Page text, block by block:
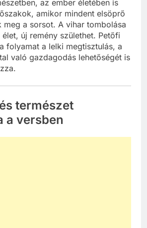
az ember életében is
amikor mindent elsöprő
meg a sorsot. A vihar tombolása
új remény születhet. Petőfi
folyamat a lelki megtisztulás, a
való gazdagodás lehetőségét is
természet
a versben